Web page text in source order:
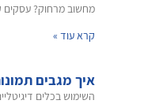
מחשוב מרחוק? עסקים
קרא עוד »
איך מגבים
השימוש בכלים